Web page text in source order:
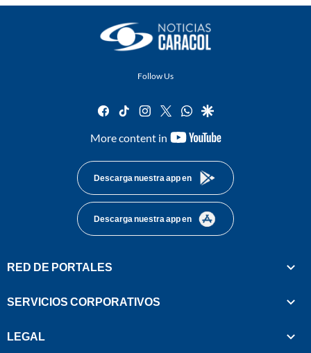
Follow Us
facebook
tiktok instagram
twitterwhatsapp
google
More content in
youtube-
Descarga nuestra app en
Descarga nuestra app en
RED DE PORTALES
SERVICIOS CORPORATIVOS
LEGAL